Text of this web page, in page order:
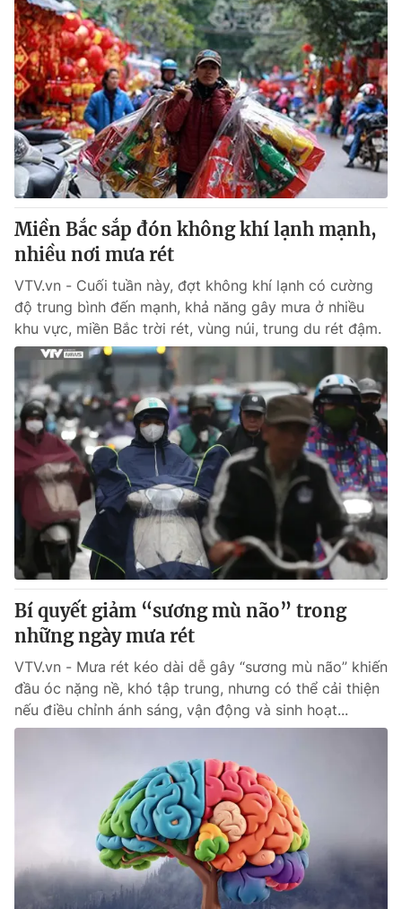
VTV Money VTV Thể thao
VTV Sức khoẻ Bất động sản
Thị trường 24h Tấm lòng Việt
VTV4 Vươn mình bằng AI
VTV9 VTV8
THỜI BÁO VTV
Theo dõi báo trên
Cơ quan chủ quản:
Đài Truyền hình Việt Nam
Cơ quan báo chí:Thời báo VTV
Giấy phép hoạt động báo in và báo điện tử số 483/GP-BTTTT
cấp ngày 29/12/2023
Tổng Biên tập: Vũ Thanh Thủy
Phó Tổng Biên tập:Nguyễn Thị Mỹ Hạnh, Phạm Quốc Thắng,
Nguyễn Trọng Ninh
Tổng đài VTV:024.38 355 931 - 024.38 355 932
Ðiện thoại Thời báo VTV:
024.66 897 897
Email: toasoan@vtv.vn
Liên hệ quảng cáo:024-7300.7108
Miền Bắc sắp đón không khí lạnh mạnh,
nhiều nơi mưa rét
VTV.vn - Cuối tuần này, đợt không khí lạnh có cường
độ trung bình đến mạnh, khả năng gây mưa ở nhiều
khu vực, miền Bắc trời rét, vùng núi, trung du rét đậm.
Bí quyết giảm “sương mù não” trong
những ngày mưa rét
VTV.vn - Mưa rét kéo dài dễ gây “sương mù não” khiến
đầu óc nặng nề, khó tập trung, nhưng có thể cải thiện
nếu điều chỉnh ánh sáng, vận động và sinh hoạt...